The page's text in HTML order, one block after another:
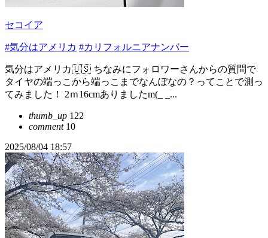
セコイア
#気分はアメリカ #カリフォルニアナンバー
気分はアメリカ🇺🇸 ちなみにフォロワーさんからの質問で
タイヤの端っこから端っこまでなんぼなの？ってことで測っ
てみました！ 2ｍ16cmありましたm(_ _...
thumb_up 122
comment10
2025/08/04 18:57